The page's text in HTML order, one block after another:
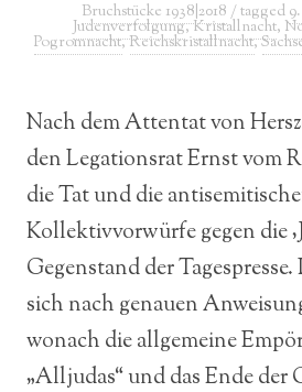
Bruchstücke 1938|2018 / tagged
Judenverfolgung,Kristallnacht,
Pogromnacht,Reichskristallnacht,
Nach dem Attentat von
den Legationsrat Ernst vom
die Tat und die
Kollektivvorwürfe gegen die
Gegenstand der
sich nach genauen
wonach die allgemeine
„Alljudas“ und das Ende der